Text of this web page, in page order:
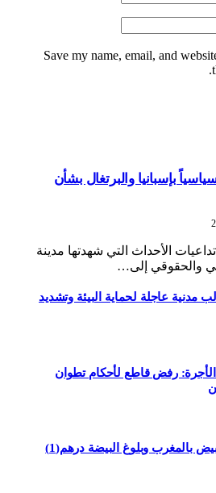
Save my name, email, and
بإسبانيا والبرتغال بشأن
الأحداث التي شهدتها مدينة
والحقوقي إلى…
3 مطالب مدنية عاجلة لحماية البيئة وتشديد
الأجرة: رفض قاطع لأحكام تطوان
ارتفاع ملموساً لأسعار البيض بالمغرب وبلوغ البيضة درهم(1)